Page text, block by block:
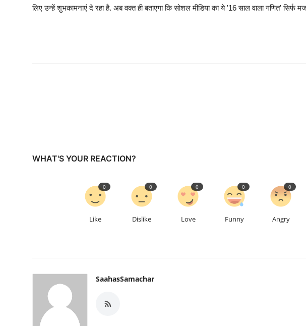
लिए उन्हें शुभकामनाएं दे रहा है. अब वक्त ही बताएगा कि सोशल मीडिया का ये '16 साल वाला गणित' सिर्फ
WHAT'S YOUR REACTION?
Like
0
Dislike
0
Love
0
Funny
0
Angry
0
SaahasSamachar